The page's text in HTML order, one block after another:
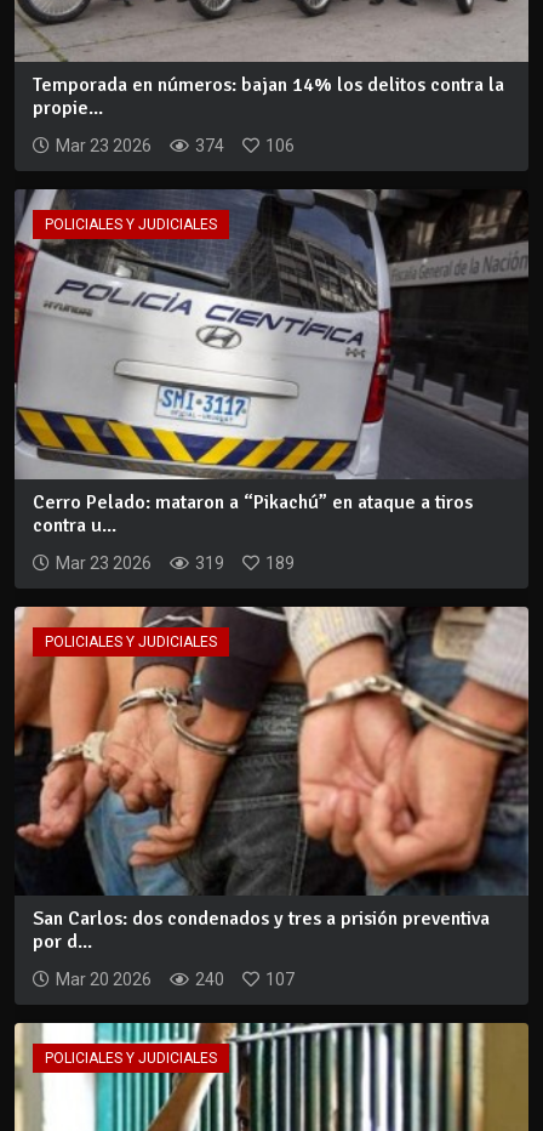
Temporada en números: bajan 14% los delitos contra la
propie...
Mar 23 2026 374 106
POLICIALES Y JUDICIALES
Cerro Pelado: mataron a “Pikachú” en ataque a tiros
contra u...
Mar 23 2026 319 189
POLICIALES Y JUDICIALES
San Carlos: dos condenados y tres a prisión preventiva
por d...
Mar 20 2026 240 107
POLICIALES Y JUDICIALES